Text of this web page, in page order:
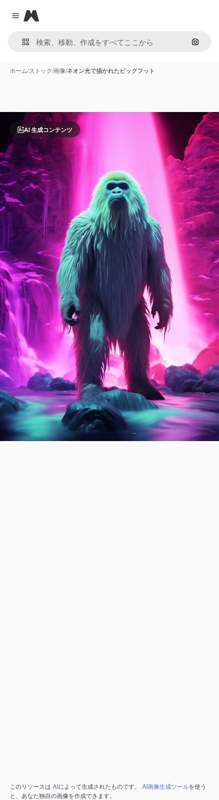
Close menu
Magnific
画像で
ホーム/ストック/画像/ネオン光で描かれたビッグフット
AI 生成コンテンツ
このリソースは AIによって生成されたものです。 AI画像生成ツールを使う
と、あなた独自の画像を作成できます。